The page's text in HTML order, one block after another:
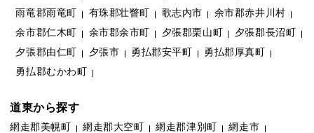
雨竜郡雨竜町
有珠郡壮瞥町 歌志内市
余市郡赤井川村
余市郡仁木町
余市郡余市町 夕張郡栗山町
夕張郡長沼町
夕張郡由仁町
夕張市 勇払郡安平町
勇払郡厚真町
勇払郡むかわ町
道東から探す
網走郡美幌町 網走郡大空町 網走郡津別町
網走市